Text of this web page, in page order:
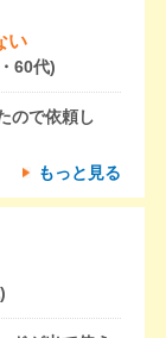
い
60代)
ので依頼し
もっと見る